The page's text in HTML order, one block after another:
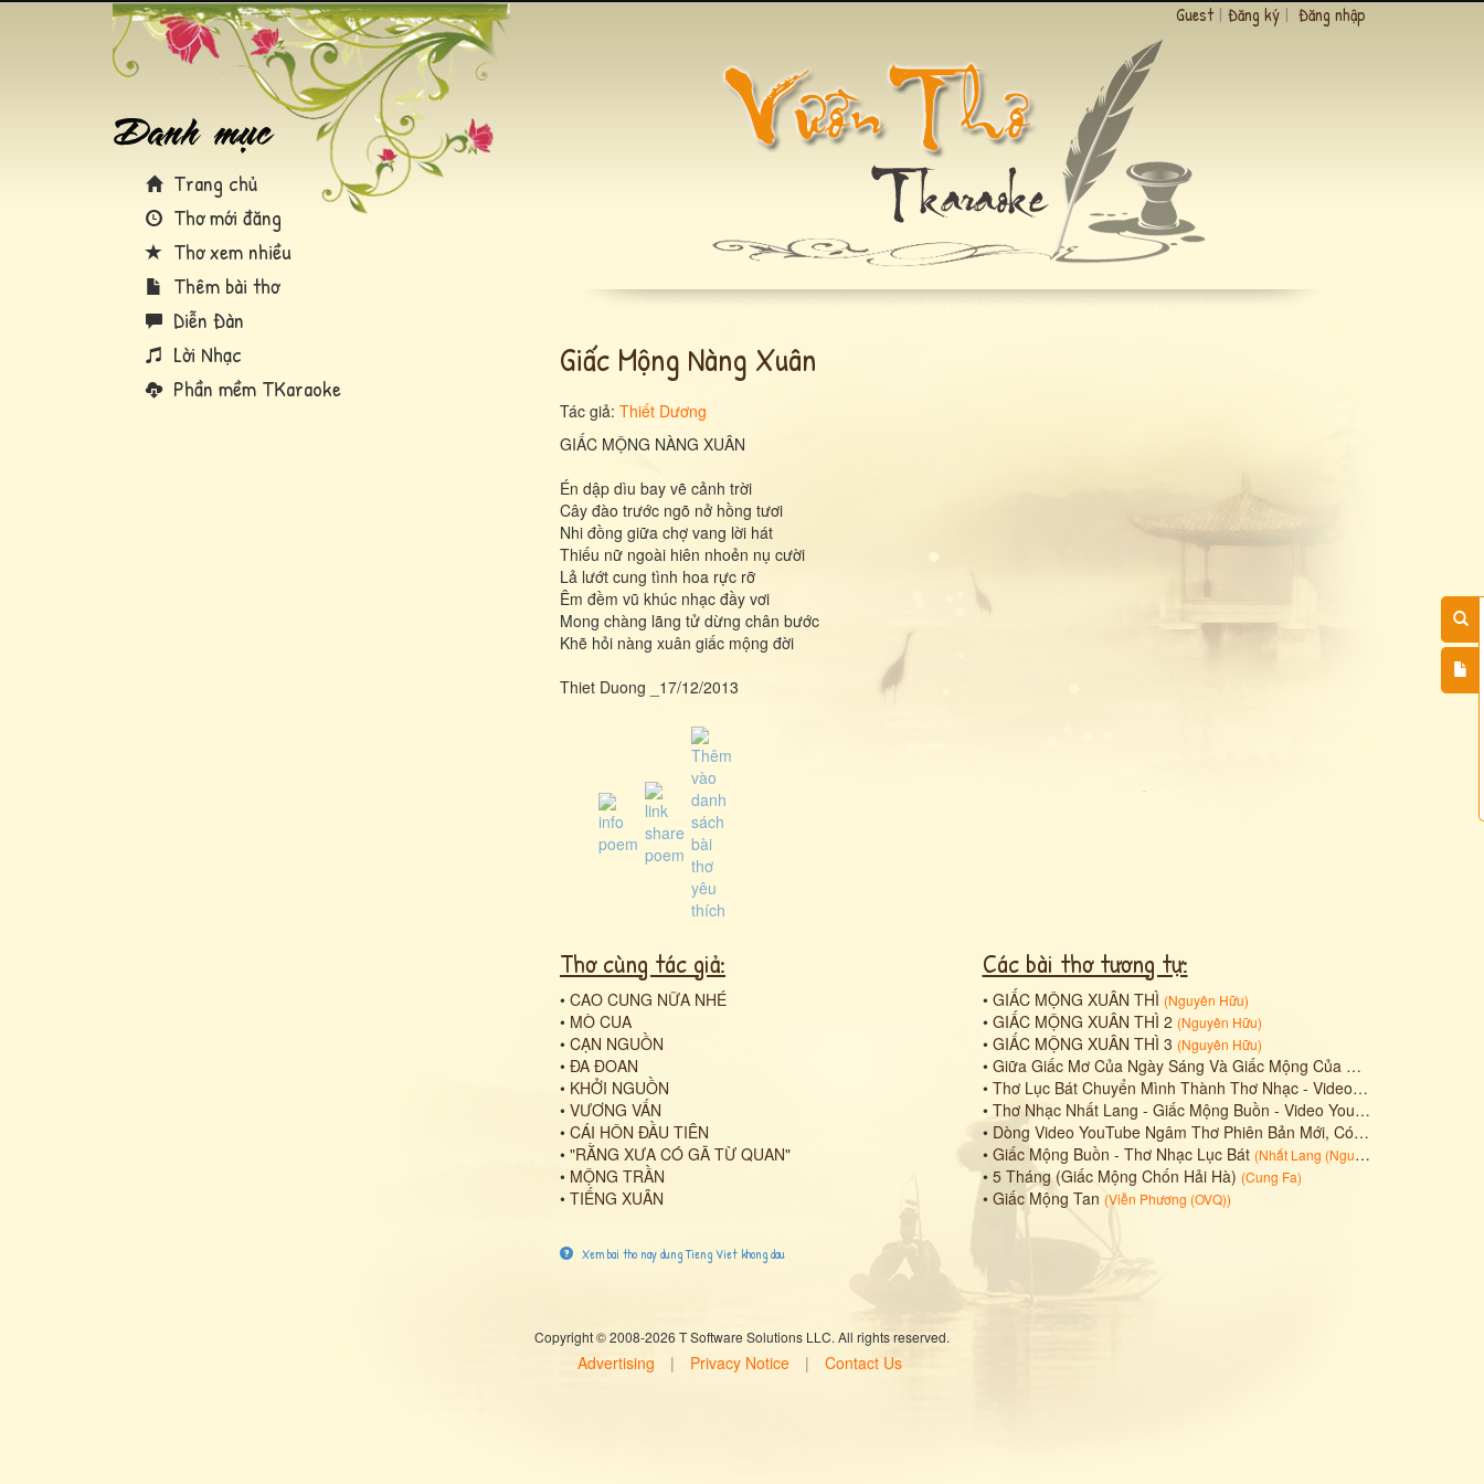
Trang chủ
Thơ mới đăng
Thơ xem nhiều
Thêm bài thơ
Diễn Đàn
Lời Nhạc
Phần mềm TKaraoke
Guest | Đăng ký | Đăng nhập
Giấc Mộng Nàng Xuân
Tác giả: Thiết Dương
GIẤC MỘNG NÀNG XUÂN
Én dập dìu bay vẽ cảnh trời
Cây đào trước ngõ nở hồng tươi
Nhi đồng giữa chợ vang lời hát
Thiếu nữ ngoài hiên nhoẻn nụ cười
Lả lướt cung tình hoa rực rỡ
Êm đềm vũ khúc nhạc đầy vơi
Mong chàng lãng tử dừng chân bước
Khẽ hỏi nàng xuân giấc mộng đời
Thiet Duong _17/12/2013
Thơ cùng tác giả:
• CAO CUNG NỮA NHÉ
• MÒ CUA
• CẠN NGUỒN
• ĐA ĐOAN
• KHỞI NGUỒN
• VƯƠNG VẤN
• CÁI HÔN ĐẦU TIÊN
• "RẰNG XƯA CÓ GÃ TỪ QUAN"
• MỘNG TRẦN
• TIẾNG XUÂN
Các bài thơ tương tự:
• GIẤC MỘNG XUÂN THÌ (Nguyên Hữu)
• GIẤC MỘNG XUÂN THÌ 2 (Nguyên Hữu)
• GIẤC MỘNG XUÂN THÌ 3 (Nguyên Hữu)
• Giữa Giấc Mơ Của Ngày Sáng Và Giấc Mộng Của Đêm Tối Lại Chọn Ra Được Tỷ Lệ Vàng: 1,618.
• Thơ Lục Bát Chuyển Mình Thành Thơ Nhạc - Video YouTube Giấc Mộng Buồn
• Thơ Nhạc Nhất Lang - Giấc Mộng Buồn - Video YouTube Ngâm Nga Bài Thơ
• Dòng Video YouTube Ngâm Thơ Phiên Bản Mới, Có Nhạc Nền Không Lời Và Chữ Động Theo Nhịp Thời Gian-- GIẤC MỘNG BUỒN
• Giấc Mộng Buồn - Thơ Nhạc Lục Bát (Nhất Lang (Nguyễn Thành Sáng)
• 5 Tháng (Giấc Mộng Chốn Hải Hà) (Cung Fa)
• Giấc Mộng Tan (Viễn Phương (OVQ))
Xem bai tho nay dung Tieng Viet khong dau
Copyright © 2008-2026 T Software Solutions LLC. All rights reserved.
Advertising | Privacy Notice | Contact Us